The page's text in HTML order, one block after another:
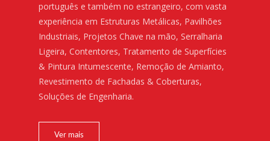
português e também no estrangeiro, com vasta
experiência em Estruturas Metálicas, Pavilhões
Industriais, Projetos Chave na mão, Serralharia
Ligeira, Contentores, Tratamento de Superfícies
& Pintura Intumescente, Remoção de Amianto,
Revestimento de Fachadas & Coberturas,
Soluções de Engenharia.
Ver mais